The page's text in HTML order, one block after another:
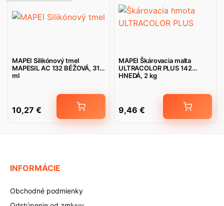
MAPEI Silikónový tmel
MAPESIL AC 132 BÉŽOVÁ, 310
ml
10,27 €
MAPEI Škárovacia malta
ULTRACOLOR PLUS 142
HNEDÁ, 2 kg
9,46 €
INFORMÁCIE
Obchodné podmienky